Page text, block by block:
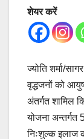
शेयर करें
ज्योति शर्मा/
वृद्धजनों को
अंतर्गत शामिल
योजना अन्तर्गत
निःशुल्क इलाज